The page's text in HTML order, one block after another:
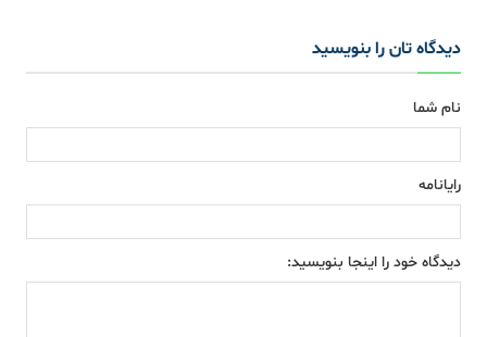
دیدگاه تان را بنویسید
نام شما
رایانامه
دیدگاه خود را اینجا بنویسید: